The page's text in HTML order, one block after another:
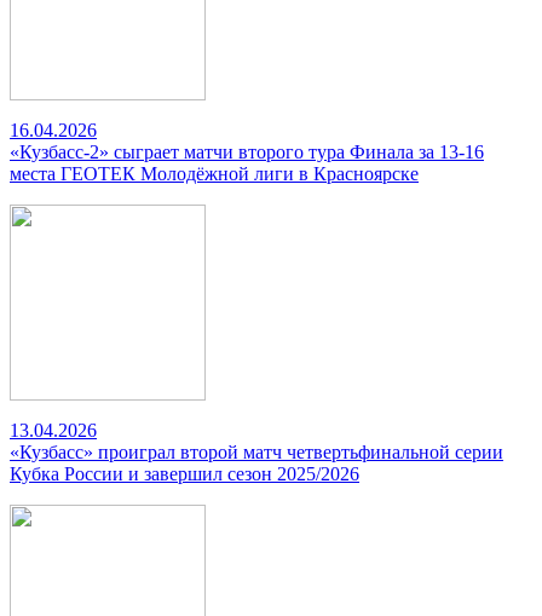
16.04.2026
«Кузбасс-2» сыграет матчи второго тура Финала за 13-16
места ГЕОТЕК Молодёжной лиги в Красноярске
13.04.2026
«Кузбасс» проиграл второй матч четвертьфинальной серии
Кубка России и завершил сезон 2025/2026